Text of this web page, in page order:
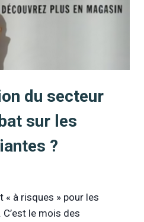
du secteur
sur les
?
« à risques » pour les
le mois des